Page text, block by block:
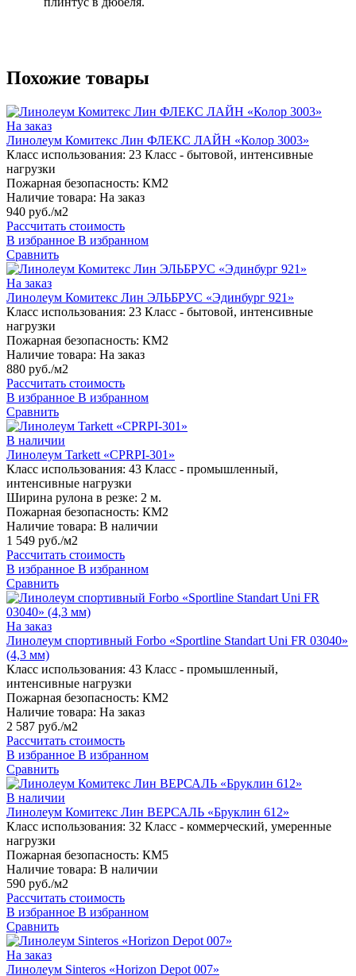
Похожие товары
На заказ
Линолеум Комитекс Лин ФЛЕКС ЛАЙН «Колор 3003»
Класс использования: 23 Класс - бытовой, интенсивные
нагрузки
Пожарная безопасность: КМ2
Наличие товара: На заказ
940 руб./м2
Рассчитать стоимость
В избранное В избранном
Сравнить
На заказ
Линолеум Комитекс Лин ЭЛЬБРУС «Эдинбург 921»
Класс использования: 23 Класс - бытовой, интенсивные
нагрузки
Пожарная безопасность: КМ2
Наличие товара: На заказ
880 руб./м2
Рассчитать стоимость
В избранное В избранном
Сравнить
В наличии
Линолеум Tarkett «CPRPI-301»
Класс использования: 43 Класс - промышленный,
интенсивные нагрузки
Ширина рулона в резке: 2 м.
Пожарная безопасность: КМ2
Наличие товара: В наличии
1 549 руб./м2
Рассчитать стоимость
В избранное В избранном
Сравнить
На заказ
Линолеум спортивный Forbo «Sportline Standart Uni FR 03040»
(4,3 мм)
Класс использования: 43 Класс - промышленный,
интенсивные нагрузки
Пожарная безопасность: КМ2
Наличие товара: На заказ
2 587 руб./м2
Рассчитать стоимость
В избранное В избранном
Сравнить
В наличии
Линолеум Комитекс Лин ВЕРСАЛЬ «Бруклин 612»
Класс использования: 32 Класс - коммерческий, умеренные
нагрузки
Пожарная безопасность: КМ5
Наличие товара: В наличии
590 руб./м2
Рассчитать стоимость
В избранное В избранном
Сравнить
На заказ
Линолеум Sinteros «Horizon Depot 007»